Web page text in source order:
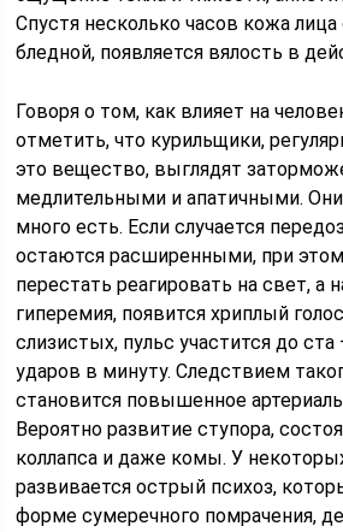
Спустя несколько часов кожа лица
бледной, появляется вялость в
Говоря о том, как влияет на
отметить, что курильщики,
это вещество, выглядят
медлительными и апатичными.
много есть. Если случается
остаются расширенными, при
перестать реагировать на свет, а
гиперемия, появится хриплый
слизистых, пульс участится до
ударов в минуту. Следствием
становится повышенное
Вероятно развитие ступора,
коллапса и даже комы. У
развивается острый психоз,
форме сумеречного помрачения,